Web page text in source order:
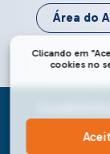
Clicando em
cookies no
Área do
CursoMedi